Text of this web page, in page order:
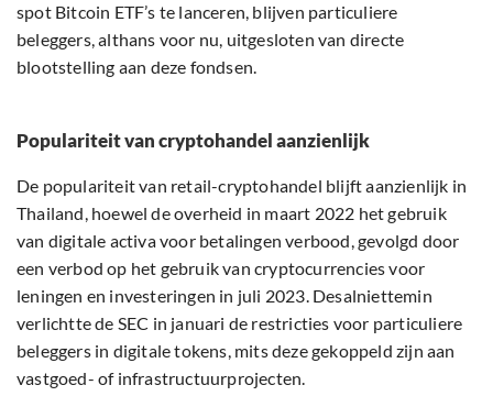
spot Bitcoin ETF’s te lanceren, blijven particuliere
beleggers, althans voor nu, uitgesloten van directe
blootstelling aan deze fondsen.
Populariteit van cryptohandel aanzienlijk
De populariteit van retail-cryptohandel blijft aanzienlijk in
Thailand, hoewel de overheid in maart 2022 het gebruik
van digitale activa voor betalingen verbood, gevolgd door
een verbod op het gebruik van cryptocurrencies voor
leningen en investeringen in juli 2023. Desalniettemin
verlichtte de SEC in januari de restricties voor particuliere
beleggers in digitale tokens, mits deze gekoppeld zijn aan
vastgoed- of infrastructuurprojecten.